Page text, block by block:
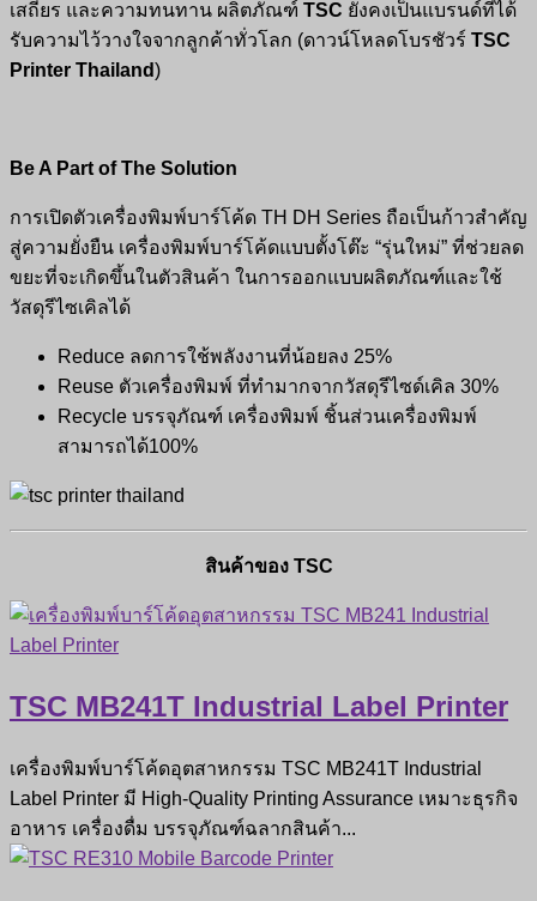
เสถียร และความทนทาน ผลิตภัณฑ์ TSC ยังคงเป็นแบรนด์ที่ได้
รับความไว้วางใจจากลูกค้าทั่วโลก (ดาวน์โหลดโบรชัวร์ TSC
Printer Thailand)
Be A Part of The Solution
การเปิดตัวเครื่องพิมพ์บาร์โค้ด TH DH Series ถือเป็นก้าวสำคัญ
สู่ความยั่งยืน เครื่องพิมพ์บาร์โค้ดแบบตั้งโต๊ะ “รุ่นใหม่” ที่ช่วยลด
ขยะที่จะเกิดขึ้นในตัวสินค้า ในการออกแบบผลิตภัณฑ์และใช้
วัสดุรีไซเคิลได้
Reduce ลดการใช้พลังงานที่น้อยลง 25%
Reuse ตัวเครื่องพิมพ์ ที่ทำมากจากวัสดุรีไซด์เคิล 30%
Recycle บรรจุภัณฑ์ เครื่องพิมพ์ ชิ้นส่วนเครื่องพิมพ์
สามารถได้100%
สินค้าของ TSC
TSC MB241T Industrial Label Printer
เครื่องพิมพ์บาร์โค้ดอุตสาหกรรม TSC MB241T Industrial
Label Printer มี High-Quality Printing Assurance เหมาะธุรกิจ
อาหาร เครื่องดื่ม บรรจุภัณฑ์ฉลากสินค้า...